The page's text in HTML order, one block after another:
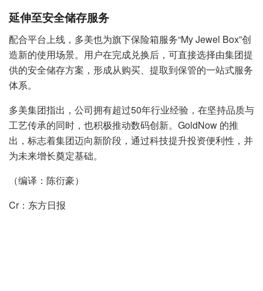
延伸至安全储存服务
配合平台上线，多美也为旗下保险箱服务“My Jewel Box”创
造新的使用场景。用户在完成兑换后，可直接选择由集团提
供的安全储存方案，形成从购买、提取到保管的一站式服务
体系。
多美集团指出，公司拥有超过50年行业经验，在坚持品质与
工艺传承的同时，也积极推动数码创新。GoldNow 的推
出，标志着集团迈向新阶段，通过科技提升投资便利性，并
为未来增长奠定基础。
（编译：陈衍豪）
Cr：东方日报